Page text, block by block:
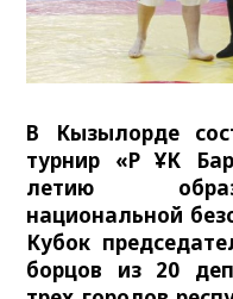
В Кызылорде
турнир «ҚР ҰҚК
летию
национальной
Кубок
борцов из 20